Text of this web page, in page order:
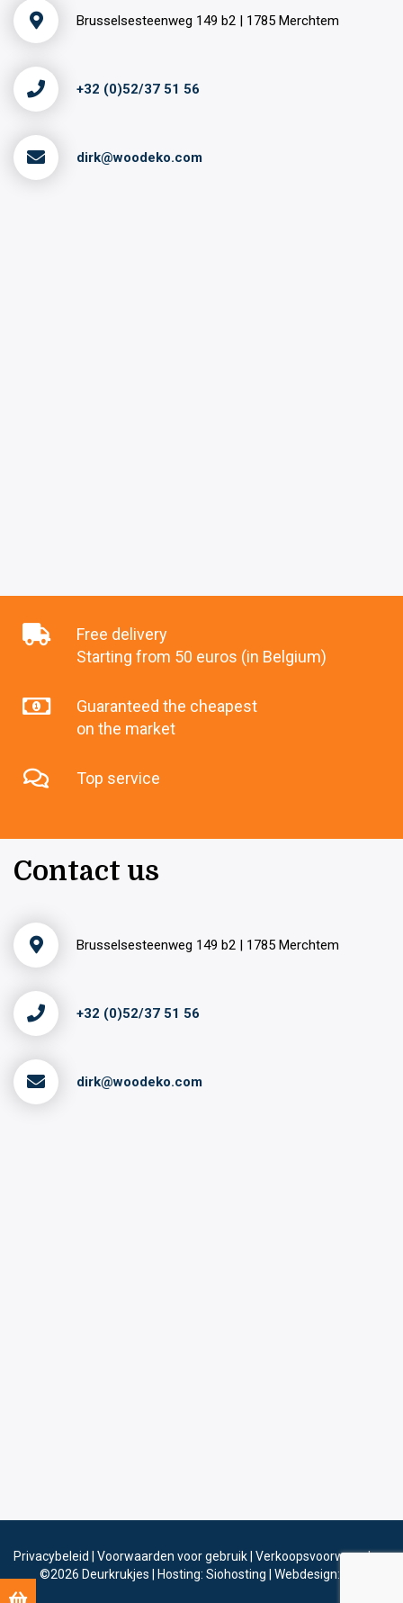
Brusselsesteenweg 149 b2 | 1785 Merchtem
+32 (0)52/37 51 56
dirk@woodeko.com
Free delivery
Starting from 50 euros (in Belgium)
Guaranteed the cheapest
on the market
Top service
Contact us
Brusselsesteenweg 149 b2 | 1785 Merchtem
+32 (0)52/37 51 56
dirk@woodeko.com
Privacybeleid Voorwaarden voor gebruik Verkoopsvoorwaarden
©2026 Deurkrukjes Hosting: Siohosting Webdesign: Sinergio